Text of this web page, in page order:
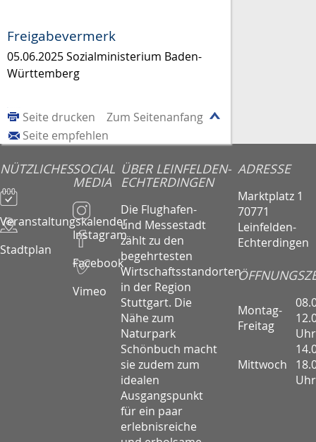
Freigabevermerk
05.06.2025 Sozialministerium Baden-
Württemberg
Zum Seitenanfang
Seite drucken
Seite empfehlen
NÜTZLICHES
Veranstaltungskalender
Stadtplan
SOCIAL
MEDIA
Instagram
Facebook
Vimeo
ÜBER LEINFELDEN-
ECHTERDINGEN
Die Flughafen-
und Messestadt
zählt zu den
begehrtesten
Wirtschaftsstandorten
in der Region
Stuttgart. Die
Nähe zum
Naturpark
Schönbuch macht
sie zudem zum
idealen
Ausgangspunkt
für ein paar
erlebnisreiche
ADRESSE
Marktplatz 1
70771
Leinfelden-
Echterdingen
Montag-
Freitag
Uhr
Mittwoch
Uhr